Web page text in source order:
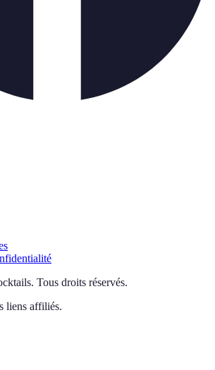
. Tous droits réservés.
liens affiliés.